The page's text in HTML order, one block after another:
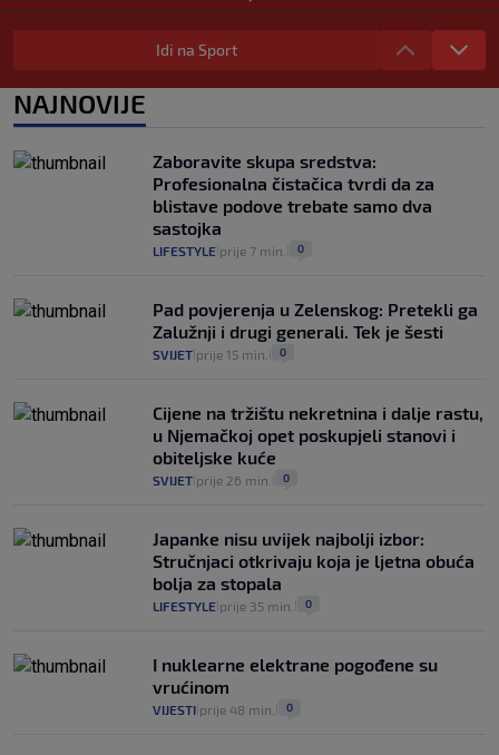
"Kći je otišla na more, a zaboravila
zdravstvenu iskaznicu". Kakva su prava
pacijenata izvan mjesta prebivališta?
VIJESTI 1. kol. 1
se dogodilo ništa. Vlada se zaljubila u te
intervencije"
VIJESTI 30. srp. 25
Idi na Sport
NAJNOVIJE
Zaboravite skupa sredstva:
Profesionalna čistačica tvrdi da za
blistave podove trebate samo dva
sastojka
LIFESTYLE prije 7 min. 0
Pad povjerenja u Zelenskog: Pretekli ga
Zalužnji i drugi generali. Tek je šesti
SVIJET prije 15 min. 0
Cijene na tržištu nekretnina i dalje rastu,
u Njemačkoj opet poskupjeli stanovi i
obiteljske kuće
SVIJET prije 26 min. 0
Japanke nisu uvijek najbolji izbor:
Stručnjaci otkrivaju koja je ljetna obuća
bolja za stopala
LIFESTYLE prije 35 min. 0
I nuklearne elektrane pogođene su
vrućinom
VIJESTI prije 48 min. 0